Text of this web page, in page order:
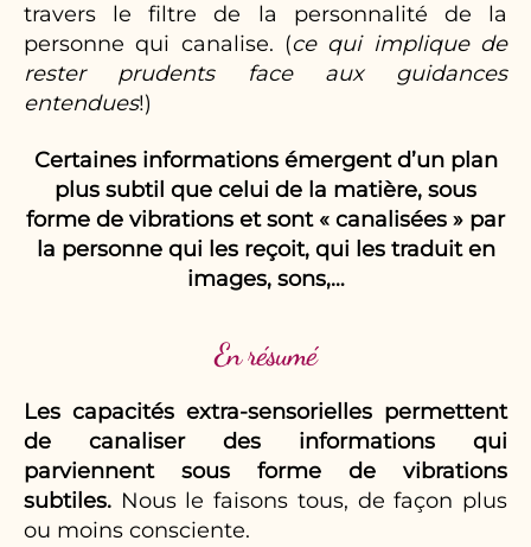
travers le filtre de la personnalité de la
personne qui canalise. (ce qui implique de
rester prudents face aux guidances
entendues!)
Certaines informations émergent d’un plan
plus subtil que celui de la matière, sous
forme de vibrations et sont « canalisées » par
la personne qui les reçoit, qui les traduit en
images, sons,…
En résumé
Les capacités extra-sensorielles permettent
de canaliser des informations qui
parviennent sous forme de vibrations
subtiles. Nous le faisons tous, de façon plus
ou moins consciente.